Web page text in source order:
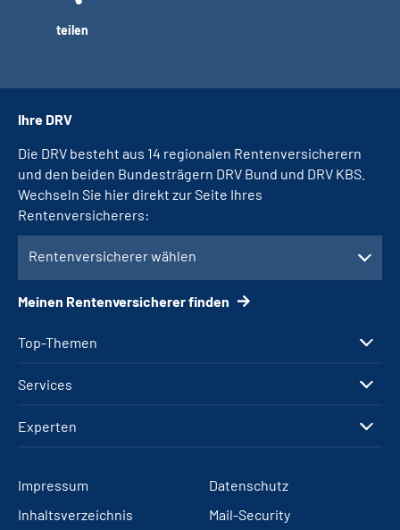
teilen
Top-Themen
Services
Experten
Ihre DRV
Die DRV besteht aus 14 regionalen Rentenversicherern
und den beiden Bundesträgern DRV Bund und DRV KBS.
Wechseln Sie hier direkt zur Seite Ihres
Rentenversicherers:
Rentenversicherer wählen
Meinen Rentenversicherer finden
Impressum
Datenschutz
Inhaltsverzeichnis
Mail-Security